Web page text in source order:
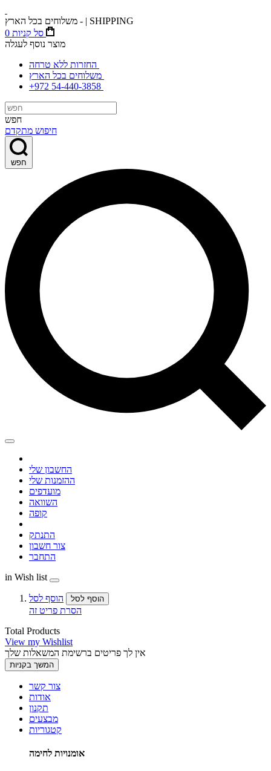
משלוחים בכל הארץ - | SHIPPING
0 סל קניות
מוצר נוסף לעגלה
+972 54-440-3858
חפש
חיפוש מתקדם
חפש
החשבון שלי
ההזמנות שלי
מועדפים
השוואה
קופה
התנתק
צור חשבון
התחבר
in Wish list
הוסף לסל הוסף לסל
הסרת פריט זה
Total Products
View my Wishlist
אין לך פריטים ברשימת המשאלות שלך
המשך בקניות
צור קשר
אודות
תקנון
מבצעים
קטגוריות
אומנויות לחימה